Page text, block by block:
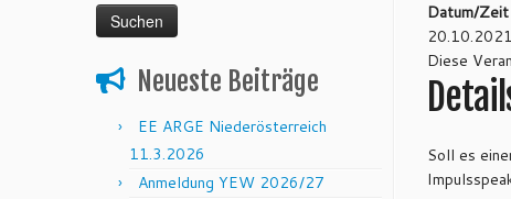
Neueste Beiträge
EE ARGE Niederösterreich
11.3.2026
Anmeldung YEW 2026/27
Datum/Zeit
Diese
Soll es